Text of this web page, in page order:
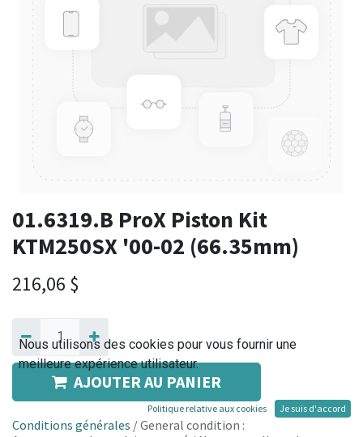
01.6319.B ProX Piston Kit
KTM250SX '00-02 (66.35mm)
216,06 $
AJOUTER AU PANIER
Conditions générales / General condition :
Nous utilisons des cookies pour vous fournir une
meilleure expérience utilisateur.
Politique relative aux cookies Je suis d'accord